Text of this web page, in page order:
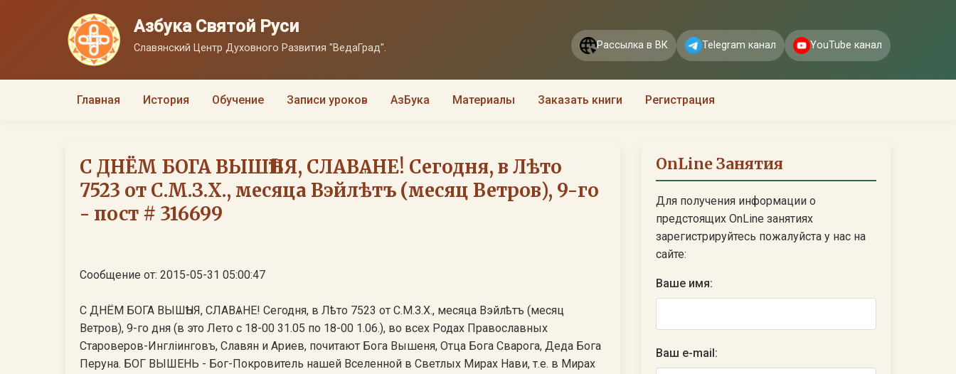
Азбука Святой Руси
Славянский Центр Духовного Развития "ВедаГрад". Рассылка в ВК Telegram канал YouTube канал
Главная История Обучение Записи уроков АзБука Материалы Заказать книги Регистрация
С ДНЁМ БОГА ВЫШѢНЯ, СЛАВѦНЕ! Сегодня, в Лѣто
7523 от С.М.З.Х., месяца Вэйлѣтъ (месяц Ветров), 9-го
- пост # 316699
Сообщение от: 2015-05-31 05:00:47
С ДНЁМ БОГА ВЫШѢНЯ, СЛАВѦНЕ! Сегодня, в Лѣто 7523 от С.М.З.Х., месяца Вэйлѣтъ (месяц
Ветров), 9-го дня (в это Лето с 18-00 31.05 по 18-00 1.06.), во всех Родах Православных
Староверов-Инглiинговъ, Славян и Ариев, почитают Бога Вышеня, Отца Бога Сварога, Деда Бога
Перуна. БОГ ВЫШЕНЬ - Бог-Покровитель нашей Вселенной в Светлых Мирах Нави, т.е. в Мирах
OnLine Занятия
Для получения информации о
предстоящих OnLine занятиях
зарегистрируйтесь пожалуйста у нас на
сайте:
Ваше имя:
Ваш e-mail: